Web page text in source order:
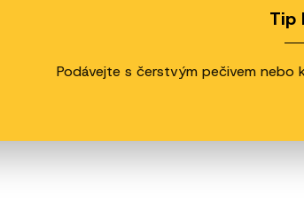
Tip
Podávejte s čerstvým pečivem nebo